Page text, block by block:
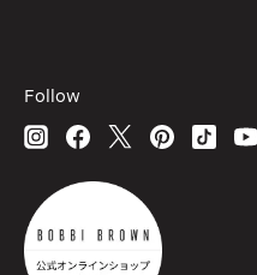
Follow